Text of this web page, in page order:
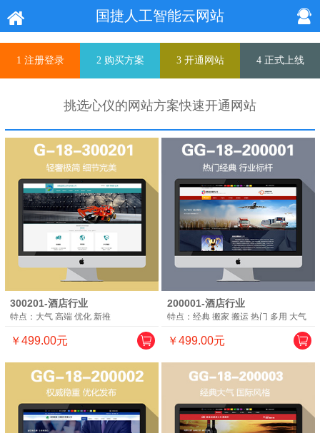
国捷人工智能云网站
1 注册登录 2 购买方案 3 开通网站 4 正式上线
挑选心仪的网站方案快速开通网站
300201-酒店行业
特点：大气 高端 优化 新推
￥499.00元
200001-酒店行业
特点：经典 搬家 搬运 热门 多用 大气
￥499.00元